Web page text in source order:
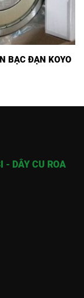
BẠC ĐẠN KOYO
- DÂY CU ROA